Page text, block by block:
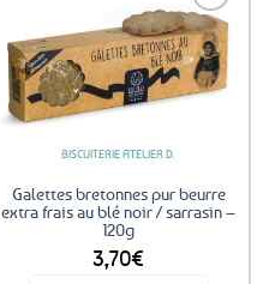
variations.
Les
options
peuvent
sur
la
Ajouter
aux
favoris
BISCUITERIE ATELIER D.
Galettes bretonnes pur beurre
extra frais au blé noir / sarrasin –
120g
3,70€